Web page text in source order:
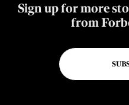
Sign up for more
from